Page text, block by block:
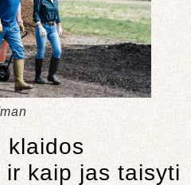
klaidos
kaip jas taisyti